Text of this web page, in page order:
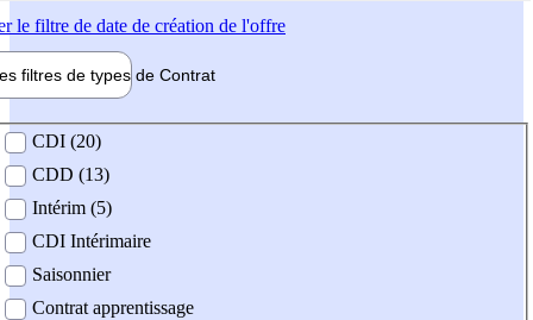
le filtre de date de création de l'offre
filtres de types de Contrat
contrat
CDI (20)
CDD (13)
Intérim (5)
CDI Intérimaire
Saisonnier
Contrat apprentissage